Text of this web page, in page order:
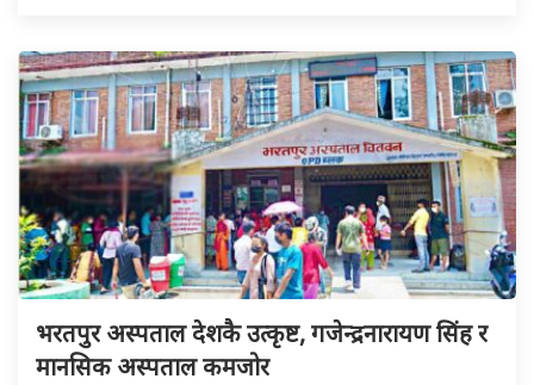
भरतपुर अस्पताल देशकै उत्कृष्ट, गजेन्द्रनारायण सिंह र
मानसिक अस्पताल कमजोर